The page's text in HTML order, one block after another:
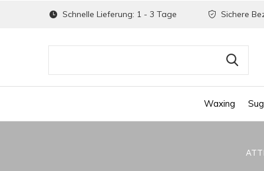
Waxing
Schnelle Lieferung: 1 - 3 Tage Sichere